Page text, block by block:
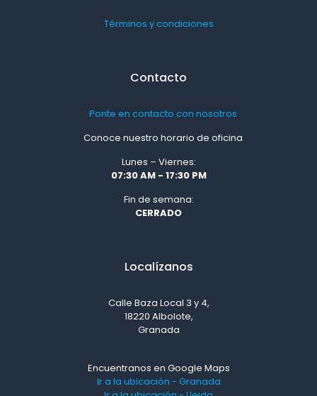
Términos y condiciones
Contacto
Ponte en contacto con nosotros
Conoce nuestro horario de oficina
Lunes – Viernes:
07:30 AM - 17:30 PM
Fin de semana:
CERRADO
Localízanos
Calle Baza Local 3 y 4,
18220 Albolote,
Granada
Encuentranos en Google Maps
Ir a la ubicación - Granada